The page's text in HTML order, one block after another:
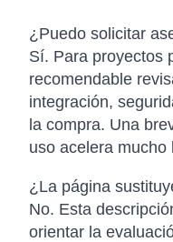
¿Puedo solicitar
Sí. Para proyectos
recomendable
integración,
la compra. Una
uso acelera mucho
¿La página
No. Esta
orientar la